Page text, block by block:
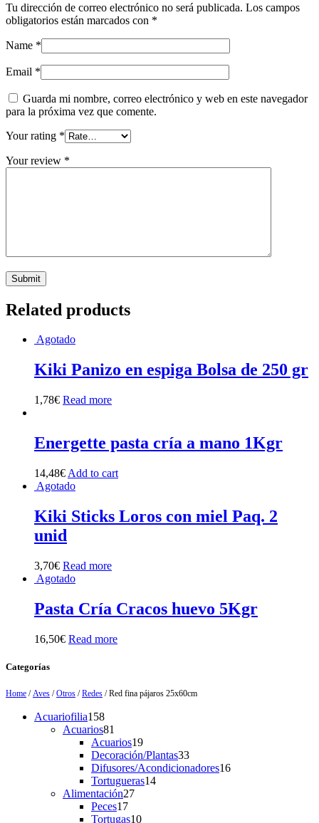
Tu dirección de correo electrónico no será publicada. Los campos
obligatorios están marcados con *
Name *
Email *
Guarda mi nombre, correo electrónico y web en este navegador
para la próxima vez que comente.
Your rating *
Your review *
Related products
Agotado
Kiki Panizo en espiga Bolsa de 250 gr
1,78€ Read more
Energette pasta cría a mano 1Kgr
14,48€ Add to cart
Agotado
Kiki Sticks Loros con miel Paq. 2
unid
3,70€ Read more
Agotado
Pasta Cría Cracos huevo 5Kgr
16,50€ Read more
Categorías
Home /Aves /Otros /Redes / Red fina pájaros 25x60cm
Acuariofilia158158
products
Acuarios81
products
Acuarios1919
products
Decoración/Plantas3333
products
Difusores/Acondicionadores1616
Tortugueras1414
Alimentación2727
Peces1717
products
Tortugas1010